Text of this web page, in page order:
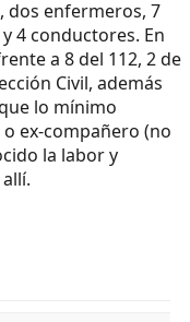
dos enfermeros, 7
4 conductores. En
a 8 del 112, 2 de
Civil, además
lo mínimo
ex-compañero (no
la labor y